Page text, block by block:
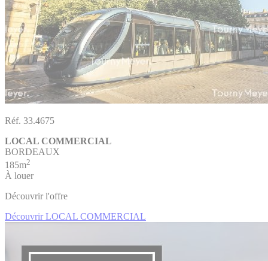
Réf. 33.4675
LOCAL COMMERCIAL
BORDEAUX
185m2
À louer
Découvrir l'offre
Découvrir LOCAL COMMERCIAL